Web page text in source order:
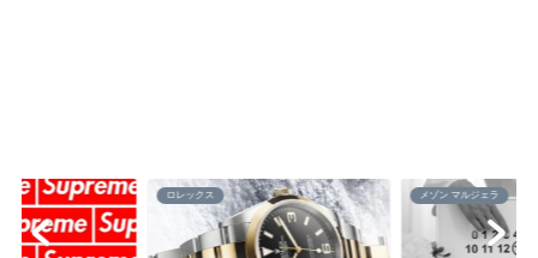
ロレックス メゾン マルジェラ